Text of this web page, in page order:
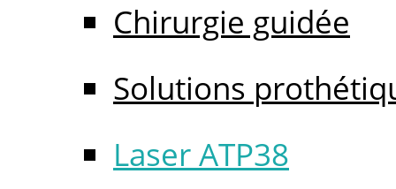
Chirurgie guidée
Solutions
Laser ATP38